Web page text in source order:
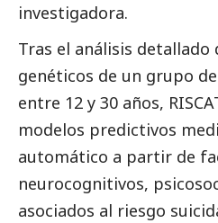
investigadora.
Tras el análisis detallado
genéticos de un grupo
entre 12 y 30 años,
modelos predictivos
automático a partir de
neurocognitivos,
asociados al riesgo